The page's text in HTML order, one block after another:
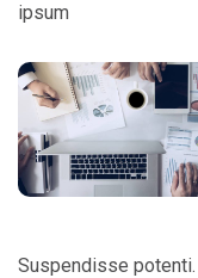
ipsum
Suspendisse